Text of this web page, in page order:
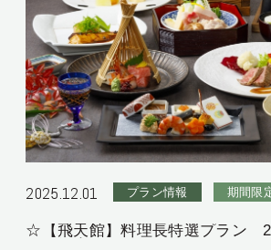
2025.12.01 プラン情報 期間限
☆【飛天館】料理長特選プラン